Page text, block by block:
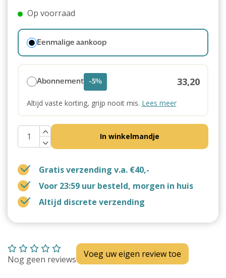
Op voorraad
Eenmalige aankoop
Abonnement -5% 33,20
Altijd vaste korting, grijp nooit mis. Lees meer
In winkelmandje
Gratis verzending v.a. €40,-
Voor 23:59 uur besteld, morgen in huis
Altijd discrete verzending
Nog geen reviews Voeg uw eigen review toe